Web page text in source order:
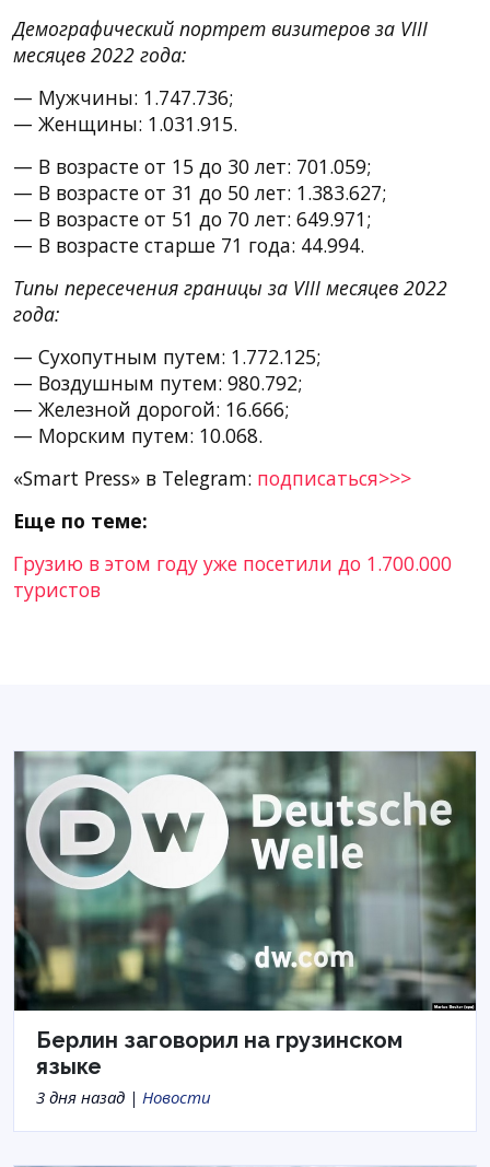
Демографический портрет визитеров за VIII
месяцев 2022 года:
— Мужчины: 1.747.736;
— Женщины: 1.031.915.
— В возрасте от 15 до 30 лет: 701.059;
— В возрасте от 31 до 50 лет: 1.383.627;
— В возрасте от 51 до 70 лет: 649.971;
— В возрасте старше 71 года: 44.994.
Типы пересечения границы за VIII месяцев 2022
года:
— Сухопутным путем: 1.772.125;
— Воздушным путем: 980.792;
— Железной дорогой: 16.666;
— Морским путем: 10.068.
«Smart Press» в Telegram: подписаться>>>
Еще по теме:
Грузию в этом году уже посетили до 1.700.000
туристов
Берлин заговорил на грузинском
языке
3 дня назад | Новости